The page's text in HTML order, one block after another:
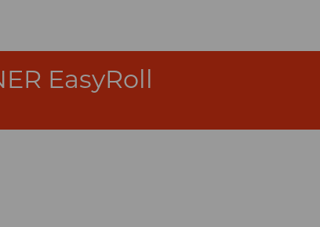
EasyRoll